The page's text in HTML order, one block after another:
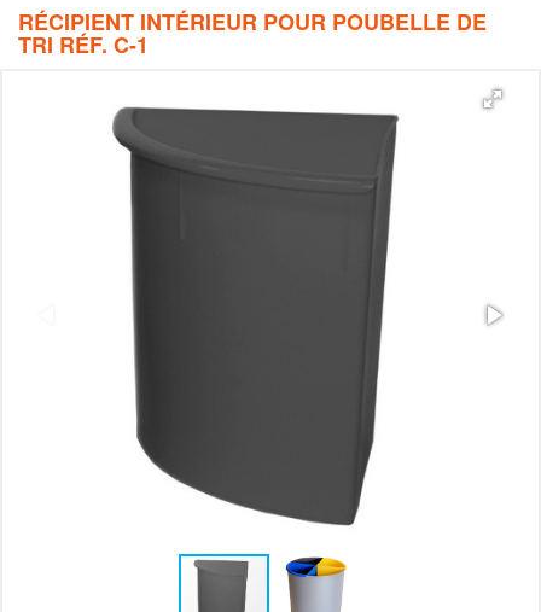
RÉCIPIENT INTÉRIEUR POUR POUBELLE DE
TRI RÉF. C-1